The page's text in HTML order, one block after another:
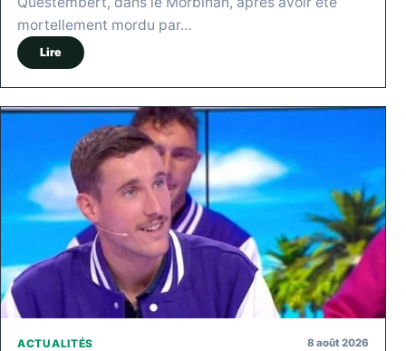
mortellement mordu par…
Lire
ACTUALITÉS 8 août 2026